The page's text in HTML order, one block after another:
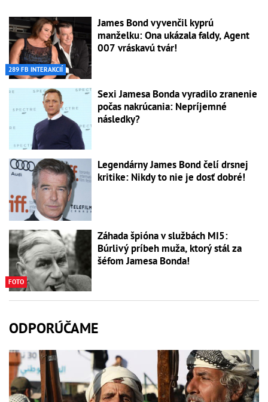
289 FB INTERAKCIÍ
James Bond vyvenčil kyprú
manželku: Ona ukázala faldy, Agent
007 vráskavú tvár!
Sexi Jamesa Bonda vyradilo zranenie
počas nakrúcania: Nepríjemné
následky?
Legendárny James Bond čelí drsnej
kritike: Nikdy to nie je dosť dobré!
FOTO
Záhada špióna v službách MI5:
Búrlivý príbeh muža, ktorý stál za
šéfom Jamesa Bonda!
ODPORÚČAME